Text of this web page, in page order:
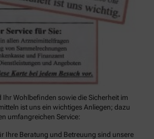
Ihr Wohlbefinden sowie die Sicherheit im
ist uns ein wichtiges Anliegen; dazu
umfangreichen Service:
Ihre Beratung und Betreuung sind unsere